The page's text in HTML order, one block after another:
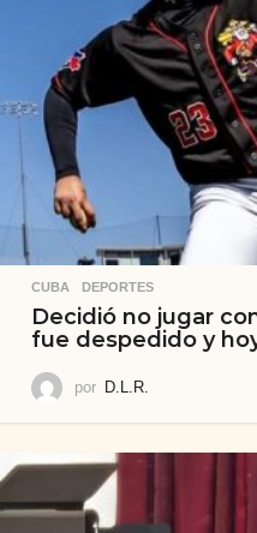
CUBA ,DEPORTES
Decidió no jugar
fue despedido y
por D.L.R.